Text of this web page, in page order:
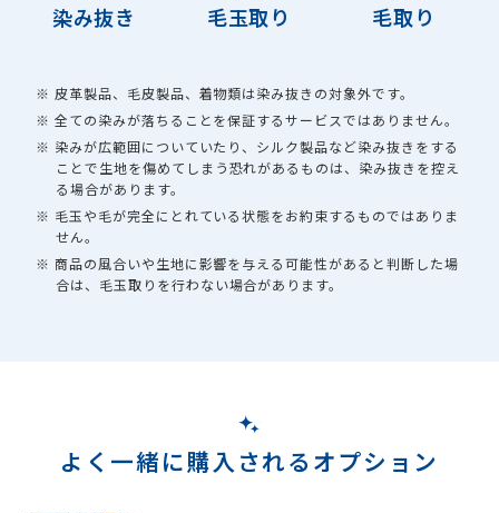
染み抜き 毛玉取り 毛取り
※ 皮革製品、毛皮製品、着物類は染み抜きの対象外です。
※ 全ての染みが落ちることを保証するサービスではありません。
※ 染みが広範囲についていたり、シルク製品など染み抜きをする
ことで生地を傷めてしまう恐れがあるものは、染み抜きを控え
る場合があります。
※ 毛玉や毛が完全にとれている状態をお約束するものではありま
せん。
※ 商品の風合いや生地に影響を与える可能性があると判断した場
合は、毛玉取りを行わない場合があります。
よく一緒に購入されるオプション